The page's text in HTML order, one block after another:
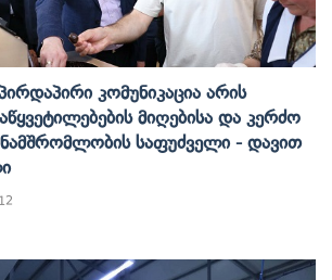
Კომუნიკაცია Არის
Მიღებისა Და Კერძო
Საფუძველი - Დავით